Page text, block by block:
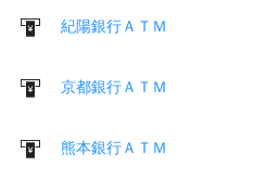
紀陽銀行ＡＴＭ
京都銀行ＡＴＭ
熊本銀行ＡＴＭ